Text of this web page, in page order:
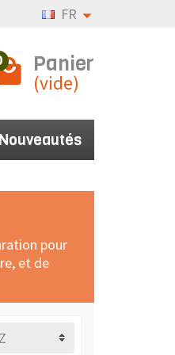
FR
Panier
(vide)
Nouveautés
pour
et de